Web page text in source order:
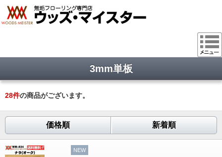
3mm単板
28件の商品がございます。
価格順 新着順
NEW